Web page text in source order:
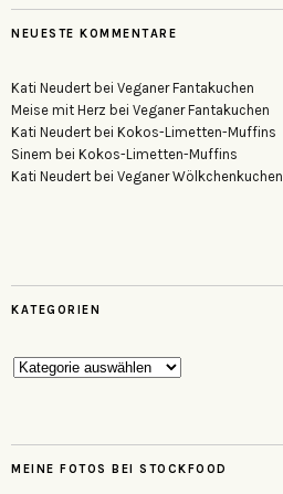
NEUESTE KOMMENTARE
Kati Neudert bei Veganer Fantakuchen
Meise mit Herz bei Veganer Fantakuchen
Kati Neudert bei Kokos-Limetten-Muffins
Sinem bei Kokos-Limetten-Muffins
Kati Neudert bei Veganer Wölkchenkuchen
KATEGORIEN
Kategorien
MEINE FOTOS BEI STOCKFOOD